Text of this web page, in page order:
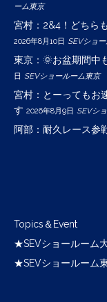
ーム東京
宮村：2&4！どちら
2026年8月10日 SEVショ
東京：🌞お盆期間中
日 SEVショールーム東京
宮村：とーってもお
す 2026年8月9日 SEVシ
阿部：耐久レース参
Topics＆Event
★SEVショールーム
★SEVショールーム